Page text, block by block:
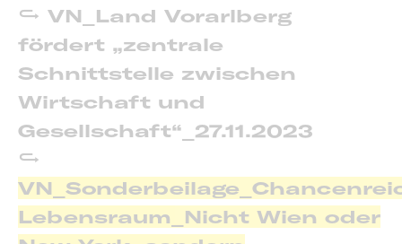
VN_Land Vorarlberg
fördert „zentrale
Schnittstelle zwischen
Wirtschaft und
Gesellschaft“_27.11.2023
Lebensraum_Nicht Wien oder